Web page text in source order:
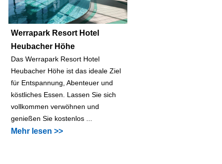
Werrapark Resort Hotel
Heubacher Höhe
Das Werrapark Resort Hotel
Heubacher Höhe ist das ideale Ziel
für Entspannung, Abenteuer und
köstliches Essen. Lassen Sie sich
vollkommen verwöhnen und
genießen Sie kostenlos ...
Mehr lesen >>